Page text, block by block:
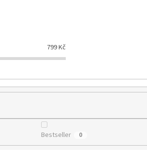
799Kč
Bestseller 0